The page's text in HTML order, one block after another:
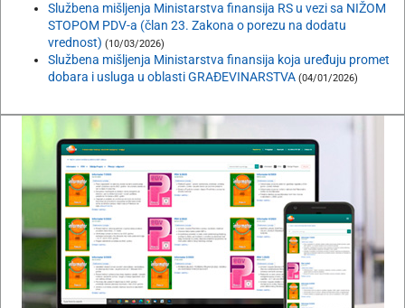
Službena mišljenja Ministarstva finansija RS u vezi sa NIŽOM
STOPOM PDV-a (član 23. Zakona o porezu na dodatu
vrednost) (10/03/2026)
Službena mišljenja Ministarstva finansija koja uređuju promet
dobara i usluga u oblasti GRAĐEVINARSTVA (04/01/2026)